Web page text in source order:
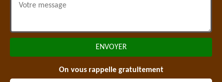
On vous rappelle gratuitement